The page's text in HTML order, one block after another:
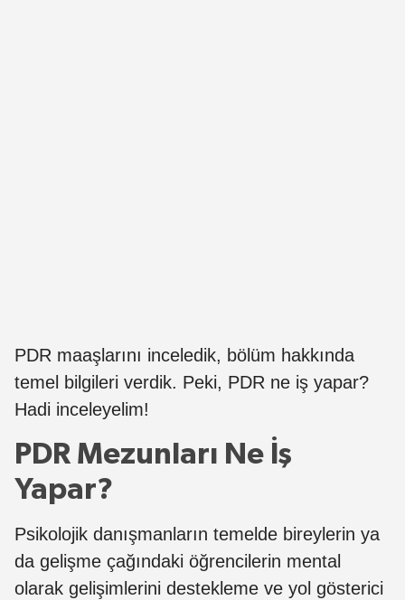
PDR maaşlarını inceledik, bölüm hakkında
temel bilgileri verdik. Peki, PDR ne iş yapar?
Hadi inceleyelim!
PDR Mezunları Ne İş
Yapar?
Psikolojik danışmanların temelde bireylerin ya
da gelişme çağındaki öğrencilerin mental
olarak gelişimlerini destekleme ve yol gösterici